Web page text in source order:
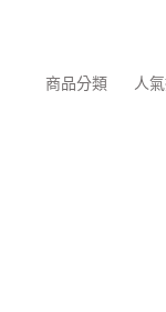
商品分類 人